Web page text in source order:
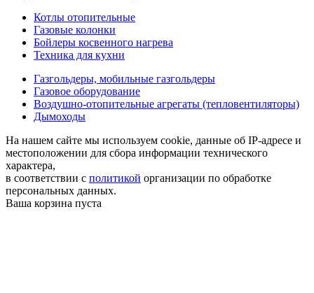
Котлы отопительные
Газовые колонки
Бойлеры косвенного нагрева
Техника для кухни
Газгольдеры, мобильные газгольдеры
Газовое оборудование
Воздушно-отопительные агрегаты (тепловентиляторы)
Дымоходы
На нашем сайте мы используем cookie, данные об IP-адресе и
местоположении для сбора информации технического
характера,
в соответствии с политикой организации по обработке
персональных данных.
Ваша корзина пуста